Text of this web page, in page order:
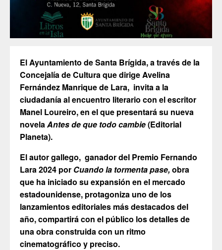
El Ayuntamiento de Santa Brígida, a través de la
Concejalía de Cultura que dirige Avelina
Fernández Manrique de Lara, invita a la
ciudadanía al encuentro literario con el escritor
Manel Loureiro, en el que presentará su nueva
novelaAntes de que todo cambie(Editorial
Planeta).
El autor gallego, ganador del Premio Fernando
Lara 2024 por Cuando la tormenta pase,obra
que ha iniciado su expansión en el mercado
estadounidense, protagoniza uno de los
lanzamientos editoriales más destacados del
año, compartirá con el público los detalles de
una obra construida con un ritmo
cinematográfico y preciso.